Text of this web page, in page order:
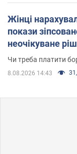
Жінці
покази
неочікуване
Чи треба платити
8.08.2026 14:43